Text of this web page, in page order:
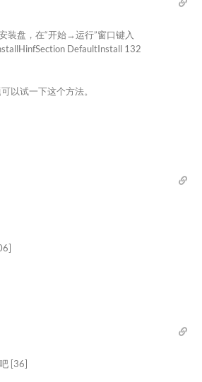
装盘，在“开始→运行”窗口键入
DefaultInstall 132
以试一下这个方法。
[36]